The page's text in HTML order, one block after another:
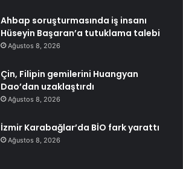
Ahbap soruşturmasında iş insanı
Hüseyin Başaran’a tutuklama talebi
Ağustos 8, 2026
Çin, Filipin gemilerini Huangyan
Dao’dan uzaklaştırdı
Ağustos 8, 2026
İzmir Karabağlar’da BİO fark yarattı
Ağustos 8, 2026